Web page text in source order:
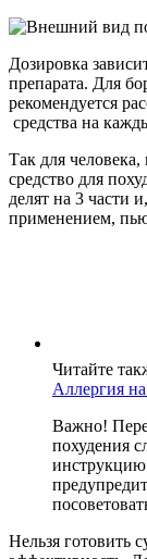
Дозировка
препарата. Для
рекомендуется
средства на
Так для
средство для
делят на 3 части
применением,
Читайте
Аллергия
Важно!
похудения
Нельзя готовить